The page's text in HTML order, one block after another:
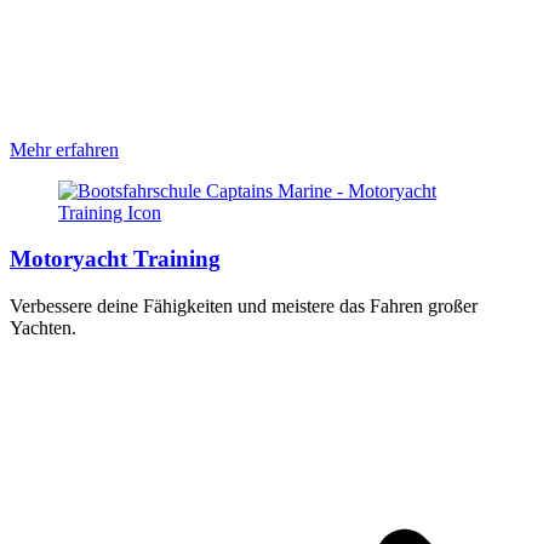
Mehr erfahren
Motoryacht Training
Verbessere deine Fähigkeiten und meistere das Fahren großer
Yachten.